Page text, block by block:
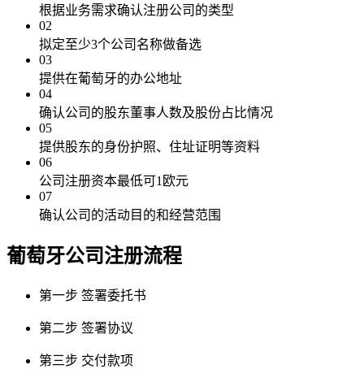
根据业务需求确认注册公司的类型
02
拟定至少3个公司名称做备选
03
提供在葡萄牙的办公地址
04
确认公司的股东董事人数及股份占比情况
05
提供股东的身份护照、住址证明等资料
06
公司注册资本最低可1欧元
07
确认公司的活动目的和经营范围​​​​​​​​
葡萄牙公司注册流程
第一步 签署委托书
第二步 签署协议
第三步 交付款项